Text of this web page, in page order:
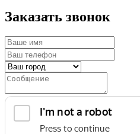
Заказать звонок